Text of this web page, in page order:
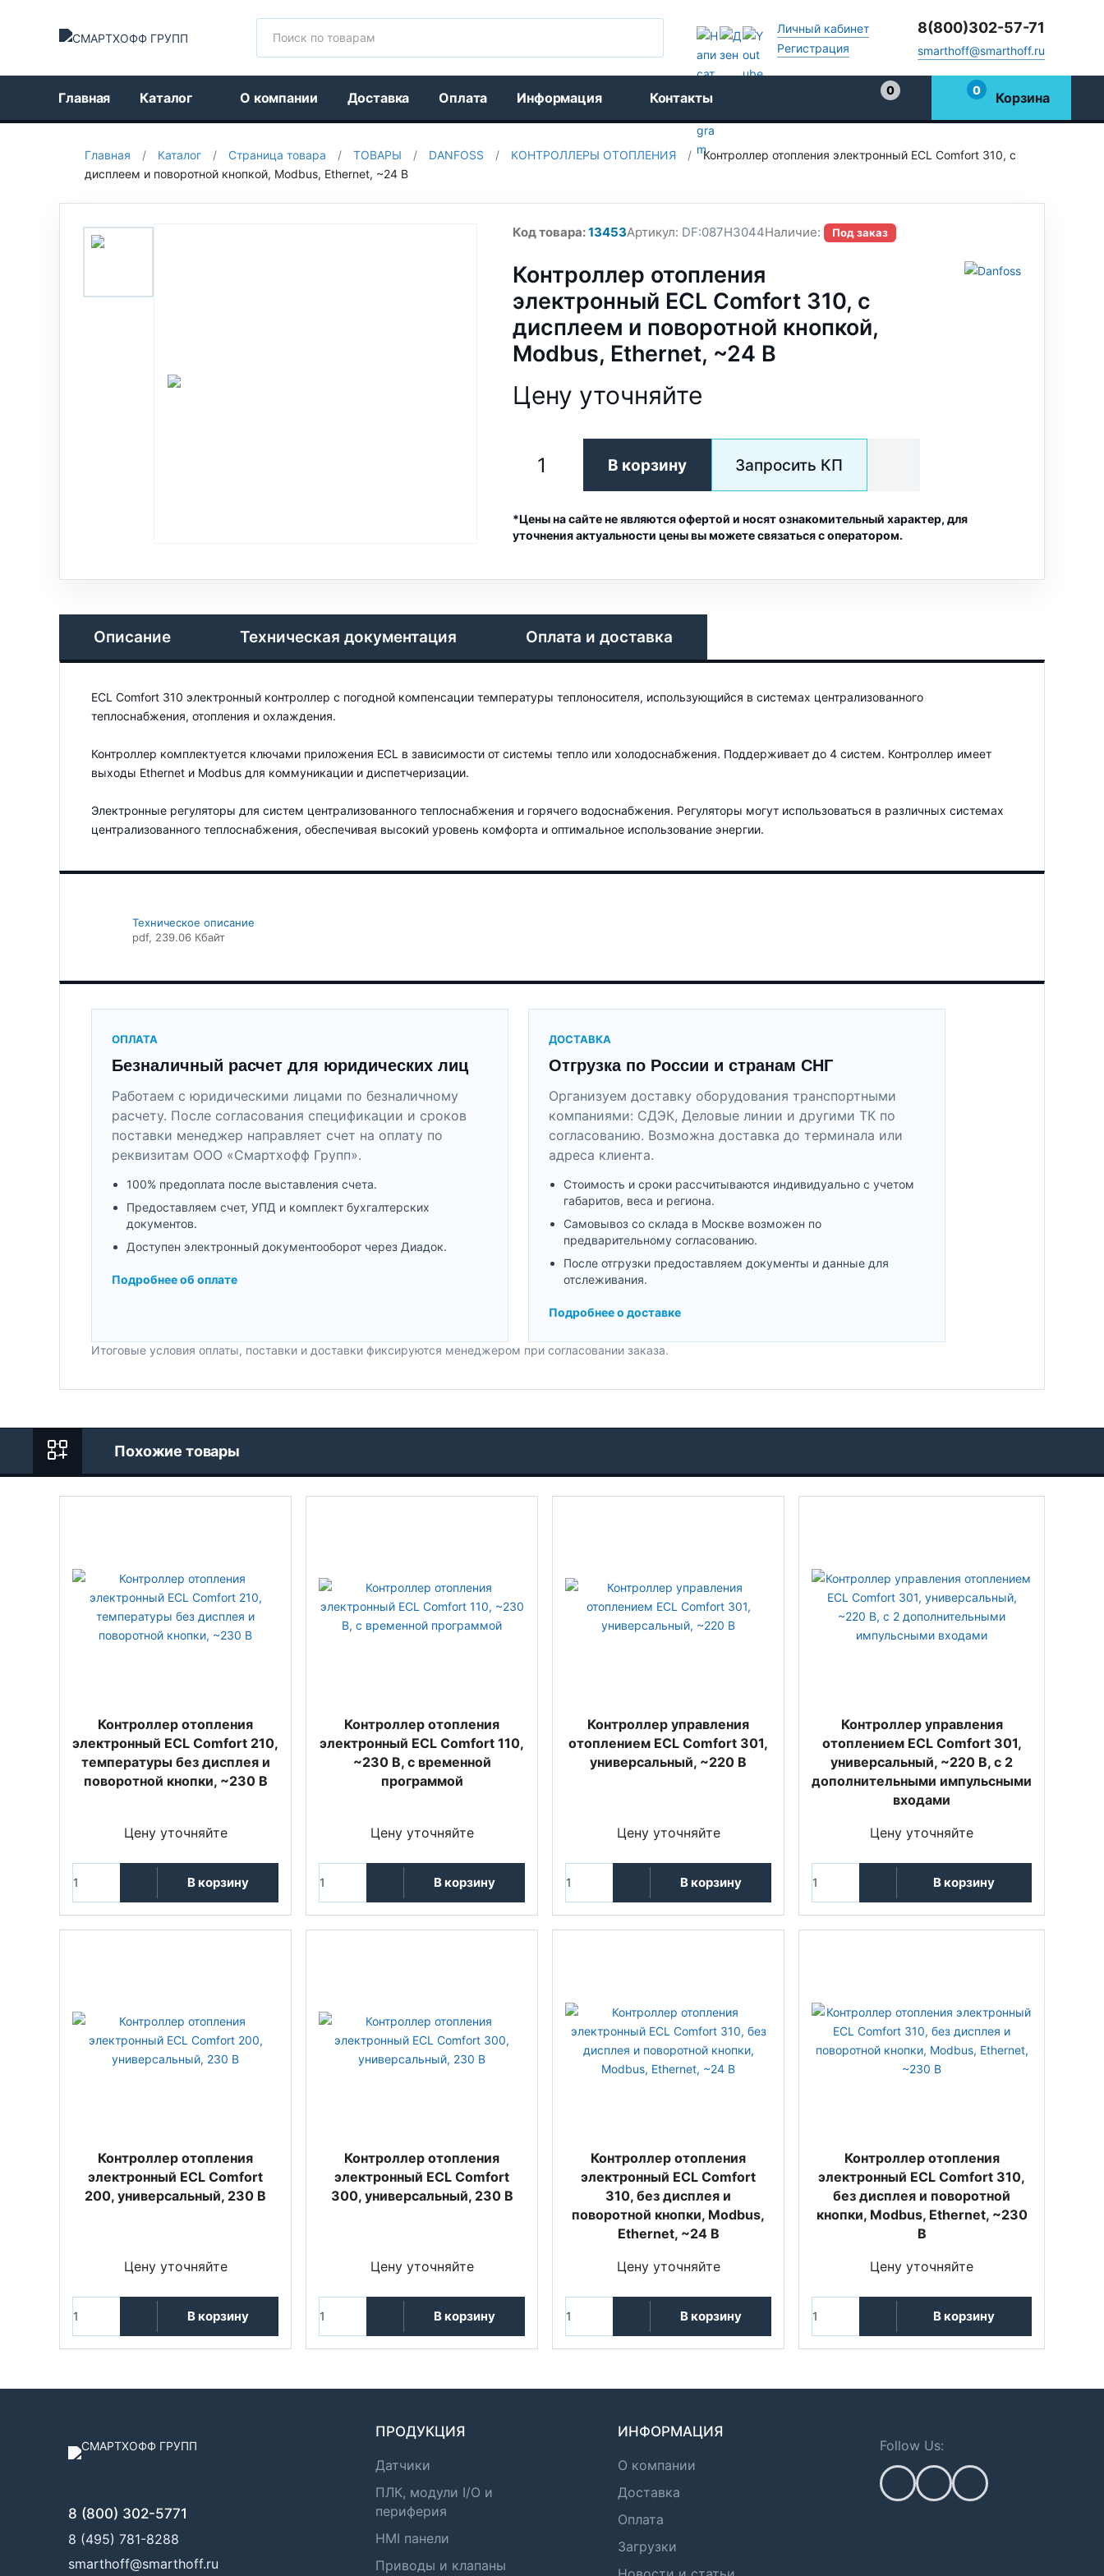
Личный кабинет
Регистрация
8(800)302-57-71
smarthoff@smarthoff.ru
Главная Каталог О компании Доставка Оплата Информация Контакты
0
0 Корзина
Главная / Каталог / Страница товара / ТОВАРЫ / DANFOSS / КОНТРОЛЛЕРЫ ОТОПЛЕНИЯ /
Контроллер отопления электронный ECL Comfort 310, с
дисплеем и поворотной кнопкой, Modbus, Ethernet, ~24 В
Код товара:13453Артикул: DF:087H3044Наличие: Под заказ
Контроллер отопления
электронный ECL Comfort 310, с
дисплеем и поворотной кнопкой,
Modbus, Ethernet, ~24 В
Цену уточняйте
В корзину Запросить КП
*Цены на сайте не являются офертой и носят ознакомительный характер, для
уточнения актуальности цены вы можете связаться с оператором.
Описание Техническая документация Оплата и доставка
ECL Comfort 310 электронный контроллер с погодной компенсации температуры теплоносителя, использующийся в системах централизованного
теплоснабжения, отопления и охлаждения.
Контроллер комплектуется ключами приложения ECL в зависимости от системы тепло или холодоснабжения. Поддерживает до 4 систем. Контроллер имеет
выходы Ethernet и Modbus для коммуникации и диспетчеризации.
Электронные регуляторы для систем централизованного теплоснабжения и горячего водоснабжения. Регуляторы могут использоваться в различных системах
централизованного теплоснабжения, обеспечивая высокий уровень комфорта и оптимальное использование энергии.
Техническое описание
pdf, 239.06 Кбайт
ОПЛАТА
Безналичный расчет для юридических лиц
Работаем с юридическими лицами по безналичному
расчету. После согласования спецификации и сроков
поставки менеджер направляет счет на оплату по
реквизитам ООО «Смартхофф Групп».
100% предоплата после выставления счета.
Предоставляем счет, УПД и комплект бухгалтерских
документов.
Доступен электронный документооборот через Диадок.
Подробнее об оплате
ДОСТАВКА
Отгрузка по России и странам СНГ
Организуем доставку оборудования транспортными
компаниями: СДЭК, Деловые линии и другими ТК по
согласованию. Возможна доставка до терминала или
адреса клиента.
Стоимость и сроки рассчитываются индивидуально с учетом
габаритов, веса и региона.
Самовывоз со склада в Москве возможен по
предварительному согласованию.
После отгрузки предоставляем документы и данные для
отслеживания.
Подробнее о доставке
Итоговые условия оплаты, поставки и доставки фиксируются менеджером при согласовании заказа.
Похожие товары
Контроллер отопления
электронный ECL Comfort 210,
температуры без дисплея и
поворотной кнопки, ~230 В
Цену уточняйте
В корзину
Контроллер отопления
электронный ECL Comfort 110,
~230 В, с временной
программой
Цену уточняйте
В корзину
Контроллер управления
отоплением ECL Comfort 301,
универсальный, ~220 В
Цену уточняйте
В корзину
Контроллер управления
отоплением ECL Comfort 301,
универсальный, ~220 B, с 2
дополнительными импульсными
входами
Цену уточняйте
В корзину
Контроллер отопления
электронный ECL Comfort
200, универсальный, 230 В
Цену уточняйте
В корзину
Контроллер отопления
электронный ECL Comfort
300, универсальный, 230 В
Цену уточняйте
В корзину
Контроллер отопления
электронный ECL Comfort
310, без дисплея и
поворотной кнопки, Modbus,
Ethernet, ~24 В
Цену уточняйте
В корзину
Контроллер отопления
электронный ECL Comfort 310,
без дисплея и поворотной
кнопки, Modbus, Ethernet, ~230
В
Цену уточняйте
В корзину
8 (800) 302-5771
8 (495) 781-8288
smarthoff@smarthoff.ru
ПРОДУКЦИЯ
Датчики
ПЛК, модули I/O и
периферия
HMI панели
Приводы и клапаны
ИНФОРМАЦИЯ
О компании
Доставка
Оплата
Загрузки
Follow Us: